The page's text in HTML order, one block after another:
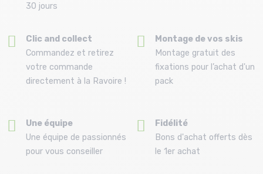
30 jours
Clic and collect
Commandez et retirez
votre commande
directement à la Ravoire !
Montage de vos skis
Montage gratuit des
fixations pour l’achat d'un
pack
Une équipe
Une équipe de passionnés
pour vous conseiller
Fidélité
Bons d'achat offerts dès
le 1er achat